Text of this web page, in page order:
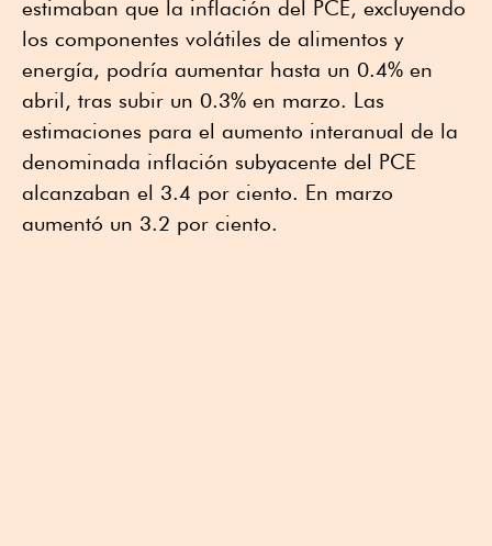
estimaban que la inflación del PCE, excluyendo
los componentes volátiles de alimentos y
energía, podría aumentar hasta un 0.4% en
abril, tras subir un 0.3% en marzo. Las
estimaciones para el aumento interanual de la
denominada inflación subyacente del ⁠PCE
alcanzaban el 3.4 por ciento. En marzo
aumentó un 3.2 por ciento.